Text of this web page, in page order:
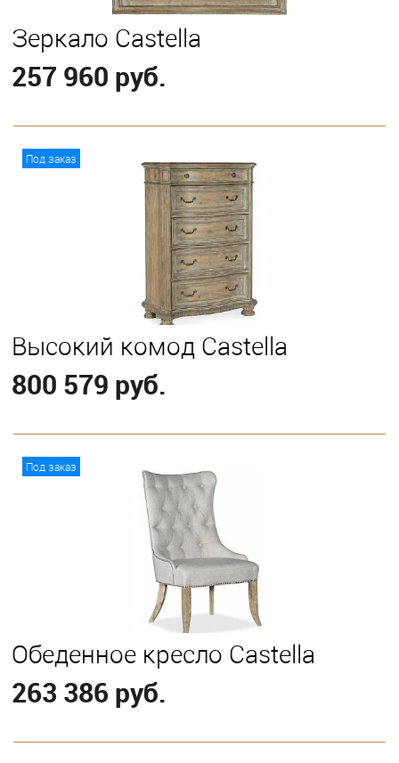
Зеркало Castella
257 960 руб.
Под заказ
Высокий комод Castella
800 579 руб.
Под заказ
Обеденное кресло Castella
263 386 руб.